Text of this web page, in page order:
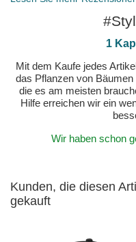
1
Mit dem Kaufe jedes
das Pflanzen von
die es am meisten
Hilfe erreichen wir ein
Wir haben schon
Kunden, die diesen
gekauft